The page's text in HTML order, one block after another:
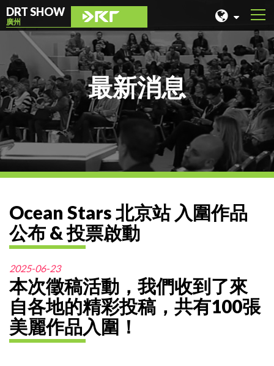
DRT SHOW
廣州
馬來西亞
上海
台灣
印尼
北京
菲律賓
香港
最新消息
Ocean Stars 北京站 入圍作品
公布 & 投票啟動
2025-06-23
本次徵稿活動，我們收到了來
自各地的精彩投稿，共有100張
美麗作品入圍！